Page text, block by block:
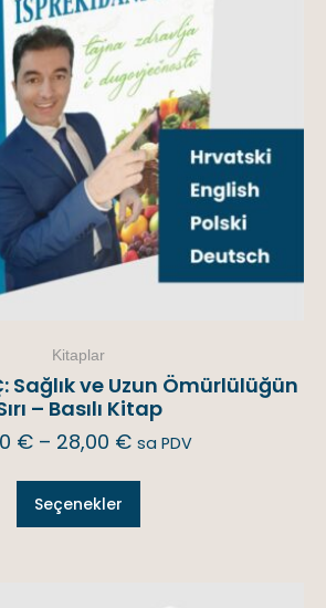
Kitaplar
Sağlık ve Uzun Ömürlülüğün
– Basılı Kitap
€ – 28,00 € sa PDV
Seçenekler